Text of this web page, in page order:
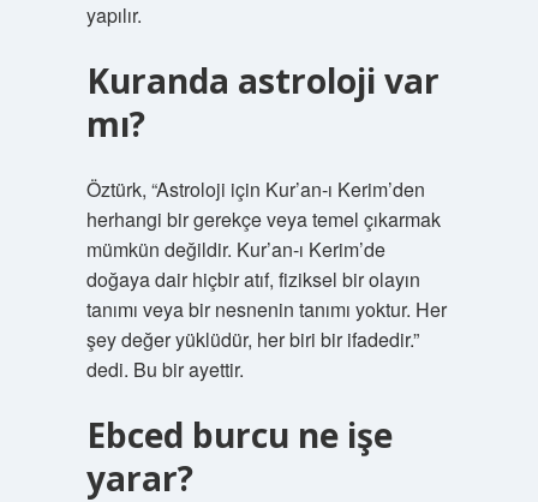
yapılır.
Kuranda astroloji var
mı?
Öztürk, “Astroloji için Kur’an-ı Kerim’den
herhangi bir gerekçe veya temel çıkarmak
mümkün değildir. Kur’an-ı Kerim’de
doğaya dair hiçbir atıf, fiziksel bir olayın
tanımı veya bir nesnenin tanımı yoktur. Her
şey değer yüklüdür, her biri bir ifadedir.”
dedi. Bu bir ayettir.
Ebced burcu ne işe
yarar?